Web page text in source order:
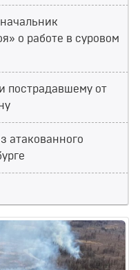
о работе в суровом
пострадавшему от
атакованного